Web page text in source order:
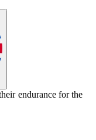
endurance for the